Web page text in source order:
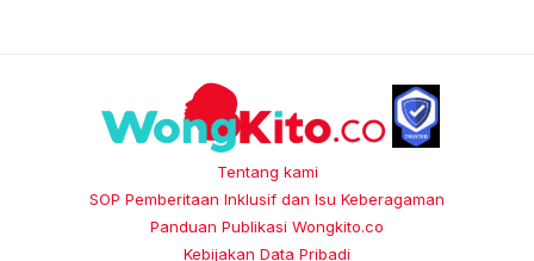
Tentang kami
SOP Pemberitaan Inklusif dan Isu Keberagaman
Panduan Publikasi Wongkito.co
Kebijakan Data Pribadi